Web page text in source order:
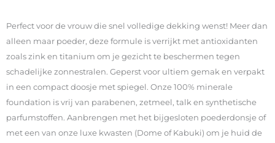
Perfect voor de vrouw die snel volledige dekking wenst! Meer dan
alleen maar poeder, deze formule is verrijkt met antioxidanten
zoals zink en titanium om je gezicht te beschermen tegen
schadelijke zonnestralen. Geperst voor ultiem gemak en verpakt
in een compact doosje met spiegel. Onze 100% minerale
foundation is vrij van parabenen, zetmeel, talk en synthetische
parfumstoffen. Aanbrengen met het bijgesloten poederdonsje of
met een van onze luxe kwasten (Dome of Kabuki) om je huid de